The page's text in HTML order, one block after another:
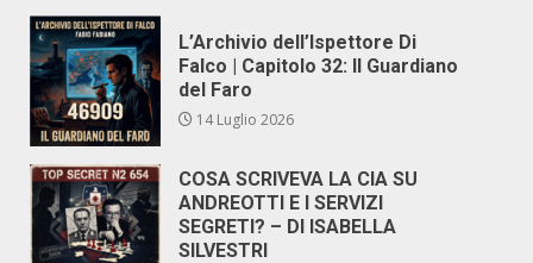
L’Archivio dell’Ispettore Di
Falco | Capitolo 32: Il Guardiano
del Faro
14 Luglio 2026
COSA SCRIVEVA LA CIA SU
ANDREOTTI E I SERVIZI
SEGRETI? – DI ISABELLA
SILVESTRI